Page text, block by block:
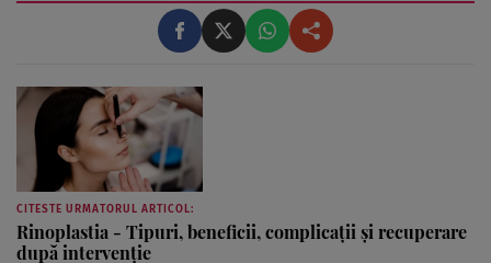
Română de Chirurgie Estetică) GMC (General Medical
Council UK) ...
CITESTE URMATORUL ARTICOL:
Rinoplastia - Tipuri, beneficii, complicații și recuperare
după intervenție